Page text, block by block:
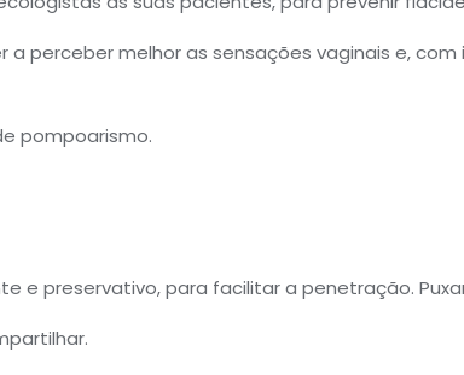
perceber melhor as sensações vaginais e, com
pompoarismo.
e preservativo, para facilitar a penetração.